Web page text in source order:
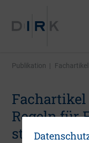
Publikation | Fachartikel
Regeln für
stumpfes